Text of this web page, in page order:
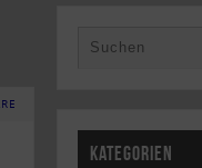
KATEGORIEN